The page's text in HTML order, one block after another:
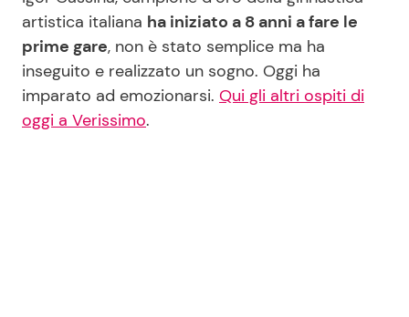
artistica italiana ha iniziato a 8 anni a fare le
prime gare, non è stato semplice ma ha
inseguito e realizzato un sogno. Oggi ha
imparato ad emozionarsi. Qui gli altri ospiti di
oggi a Verissimo.